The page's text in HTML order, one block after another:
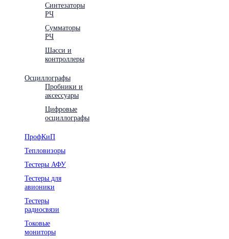
Синтезаторы
РЧ
Сумматоры
РЧ
Шасси и
контроллеры
Осциллографы
Пробники и
аксессуары
Цифровые
осциллографы
ПрофКиП
Тепловизоры
Тестеры АФУ
Тестеры для
авионики
Тестеры
радиосвязи
Токовые
мониторы